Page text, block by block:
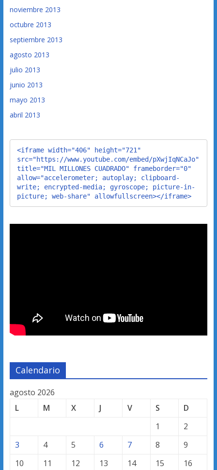
noviembre 2013
octubre 2013
septiembre 2013
agosto 2013
julio 2013
junio 2013
mayo 2013
abril 2013
<iframe width="406" height="721"
src="https://www.youtube.com/embed/pXwjIqNCaJo"
title="MIL MILLONES CUADRADO" frameborder="0"
allow="accelerometer; autoplay; clipboard-
write; encrypted-media; gyroscope; picture-in-
picture; web-share" allowfullscreen></iframe>
Calendario
agosto 2026
L
M X J V S
D
1
2
3
4 5 6 7 8
9
10
11 12 13 14 15 16